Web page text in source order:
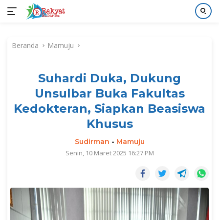
kontenBeranda Mamuju
Suhardi Duka, Dukung
Unsulbar Buka Fakultas
Kedokteran, Siapkan Beasiswa
Khusus
Sudirman - Mamuju
Senin, 10 Maret 2025 16:27 PM